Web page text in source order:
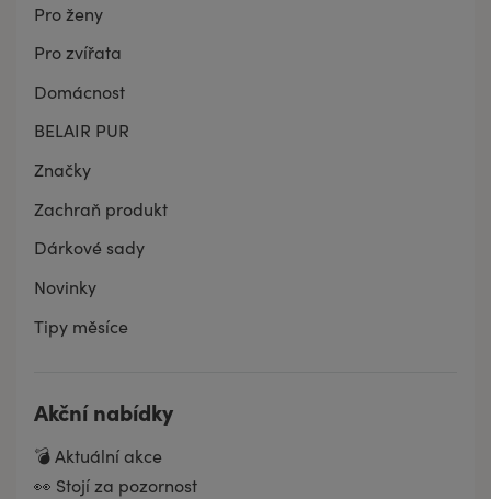
Pro ženy
Pro zvířata
Domácnost
BELAIR PUR
Značky
Zachraň produkt
Dárkové sady
Novinky
Tipy měsíce
Akční nabídky
💣 Aktuální akce
👀 Stojí za pozornost